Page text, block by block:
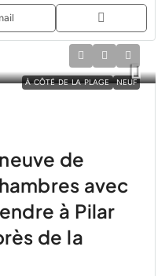
À CÔTÉ DE LA PLAGE NEUF
de
avec
à Pilar
de la